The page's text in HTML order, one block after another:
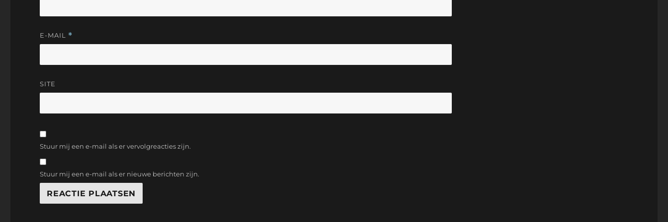
E-MAIL *
SITE
Stuur mij een e-mail als er vervolgreacties zijn.
Stuur mij een e-mail als er nieuwe berichten zijn.